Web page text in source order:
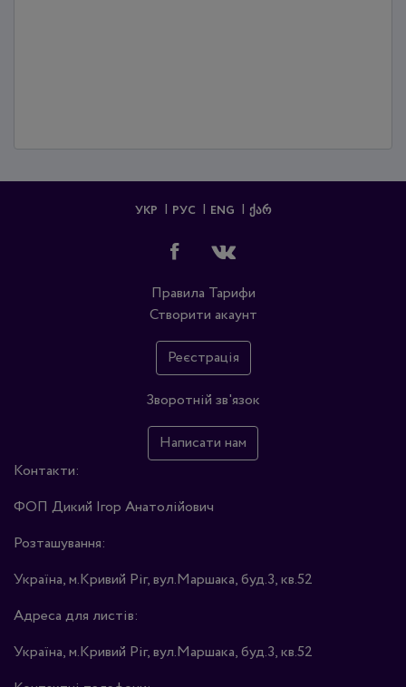
УКР РУС ENG ᲥᲐᲠ
Правила Тарифи
Створити акаунт
Реєстрація
Зворотній зв'язок
Написати нам
Контакти:
ФОП Дикий Ігор Анатолійович
Розташування:
Україна, м.Кривий Ріг, вул.Маршака, буд.3, кв.52
Адреса для листів:
Україна, м.Кривий Ріг, вул.Маршака, буд.3, кв.52